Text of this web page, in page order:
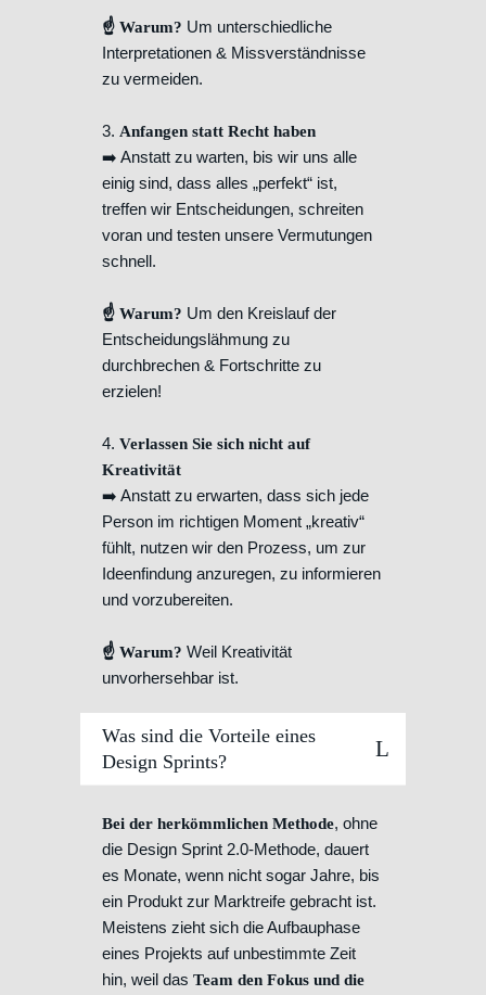
☝️ Warum? Um unterschiedliche
Interpretationen & Missverständnisse
zu vermeiden.
3. Anfangen statt Recht haben
➡️ Anstatt zu warten, bis wir uns alle
einig sind, dass alles „perfekt“ ist,
treffen wir Entscheidungen, schreiten
voran und testen unsere Vermutungen
schnell.
☝️ Warum? Um den Kreislauf der
Entscheidungslähmung zu
durchbrechen & Fortschritte zu
erzielen!
4. Verlassen Sie sich nicht auf
Kreativität
➡️ Anstatt zu erwarten, dass sich jede
Person im richtigen Moment „kreativ“
fühlt, nutzen wir den Prozess, um zur
Ideenfindung anzuregen, zu informieren
und vorzubereiten.
☝️ Warum? Weil Kreativität
unvorhersehbar ist.
Was sind die Vorteile eines
Design Sprints?
Bei der herkömmlichen Methode, ohne
die Design Sprint 2.0-Methode, dauert
es Monate, wenn nicht sogar Jahre, bis
ein Produkt zur Marktreife gebracht ist.
Meistens zieht sich die Aufbauphase
eines Projekts auf unbestimmte Zeit
hin, weil das Team den Fokus und die